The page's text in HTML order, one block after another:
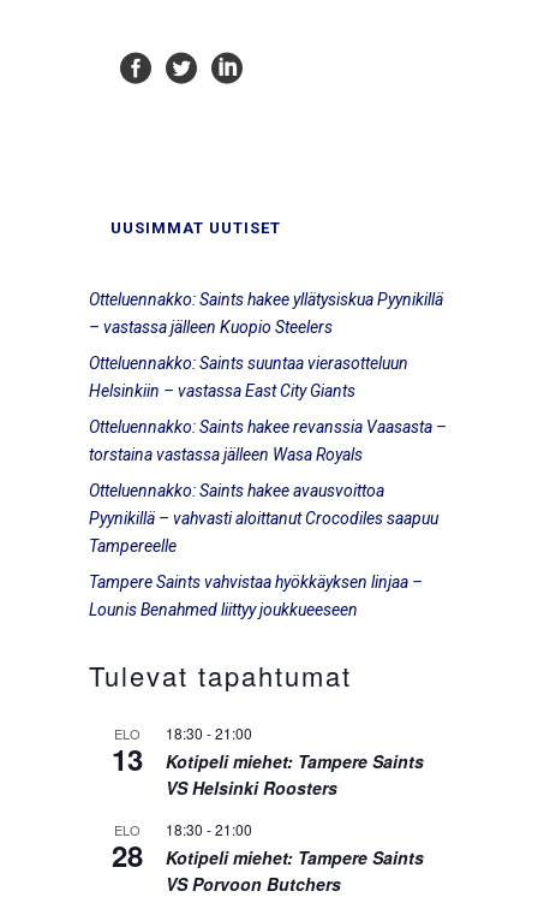
UUSIMMAT UUTISET
Otteluennakko: Saints hakee yllätysiskua Pyynikillä
– vastassa jälleen Kuopio Steelers
Otteluennakko: Saints suuntaa vierasotteluun
Helsinkiin – vastassa East City Giants
Otteluennakko: Saints hakee revanssia Vaasasta –
torstaina vastassa jälleen Wasa Royals
Otteluennakko: Saints hakee avausvoittoa
Pyynikillä – vahvasti aloittanut Crocodiles saapuu
Tampereelle
Tampere Saints vahvistaa hyökkäyksen linjaa –
Lounis Benahmed liittyy joukkueeseen
Tulevat tapahtumat
ELO
13
18:30 -21:00
Kotipeli miehet: Tampere Saints
VS Helsinki Roosters
ELO
28
18:30 -21:00
Kotipeli miehet: Tampere Saints
VS Porvoon Butchers